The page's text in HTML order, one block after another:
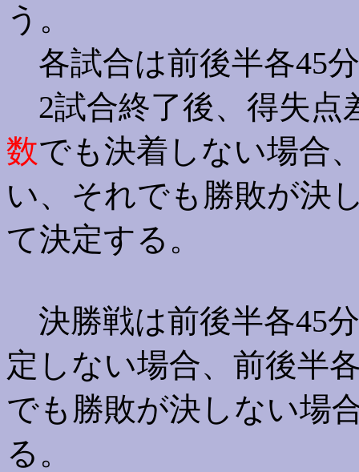
う。
各試合は前後半各45
2試合終了後、得失点
数でも決着しない場合
い、それでも勝敗が決
て決定する。
決勝戦は前後半各45
定しない場合、前後半
でも勝敗が決しない場
る。